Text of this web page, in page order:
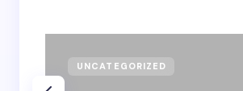
UNCATEGORIZED